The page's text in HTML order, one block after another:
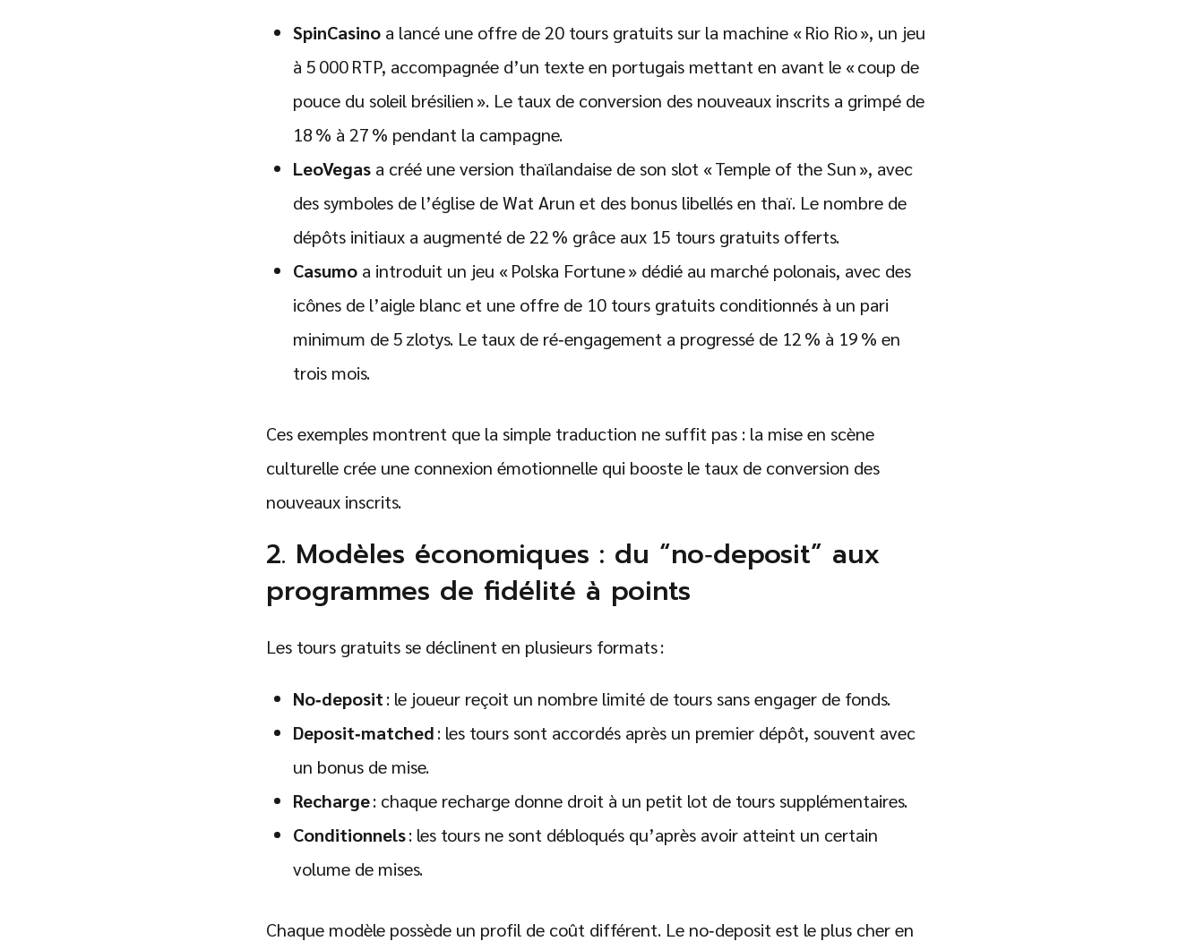
SpinCasino a lancé une offre de 20 tours gratuits sur la machine « Rio Rio », un jeu
à 5 000 RTP, accompagnée d’un texte en portugais mettant en avant le « coup de
pouce du soleil brésilien ». Le taux de conversion des nouveaux inscrits a grimpé de
18 % à 27 % pendant la campagne.
LeoVegas a créé une version thaïlandaise de son slot « Temple of the Sun », avec
des symboles de l’église de Wat Arun et des bonus libellés en thaï. Le nombre de
dépôts initiaux a augmenté de 22 % grâce aux 15 tours gratuits offerts.
Casumo a introduit un jeu « Polska Fortune » dédié au marché polonais, avec des
icônes de l’aigle blanc et une offre de 10 tours gratuits conditionnés à un pari
minimum de 5 zlotys. Le taux de ré‑engagement a progressé de 12 % à 19 % en
trois mois.
Ces exemples montrent que la simple traduction ne suffit pas : la mise en scène
culturelle crée une connexion émotionnelle qui booste le taux de conversion des
nouveaux inscrits.
2. Modèles économiques : du “no‑deposit” aux
programmes de fidélité à points
Les tours gratuits se déclinent en plusieurs formats :
No‑deposit: le joueur reçoit un nombre limité de tours sans engager de fonds.
Deposit‑matched: les tours sont accordés après un premier dépôt, souvent avec
un bonus de mise.
Recharge: chaque recharge donne droit à un petit lot de tours supplémentaires.
Conditionnels: les tours ne sont débloqués qu’après avoir atteint un certain
volume de mises.
Chaque modèle possède un profil de coût différent. Le no‑deposit est le plus cher en
Search
for: